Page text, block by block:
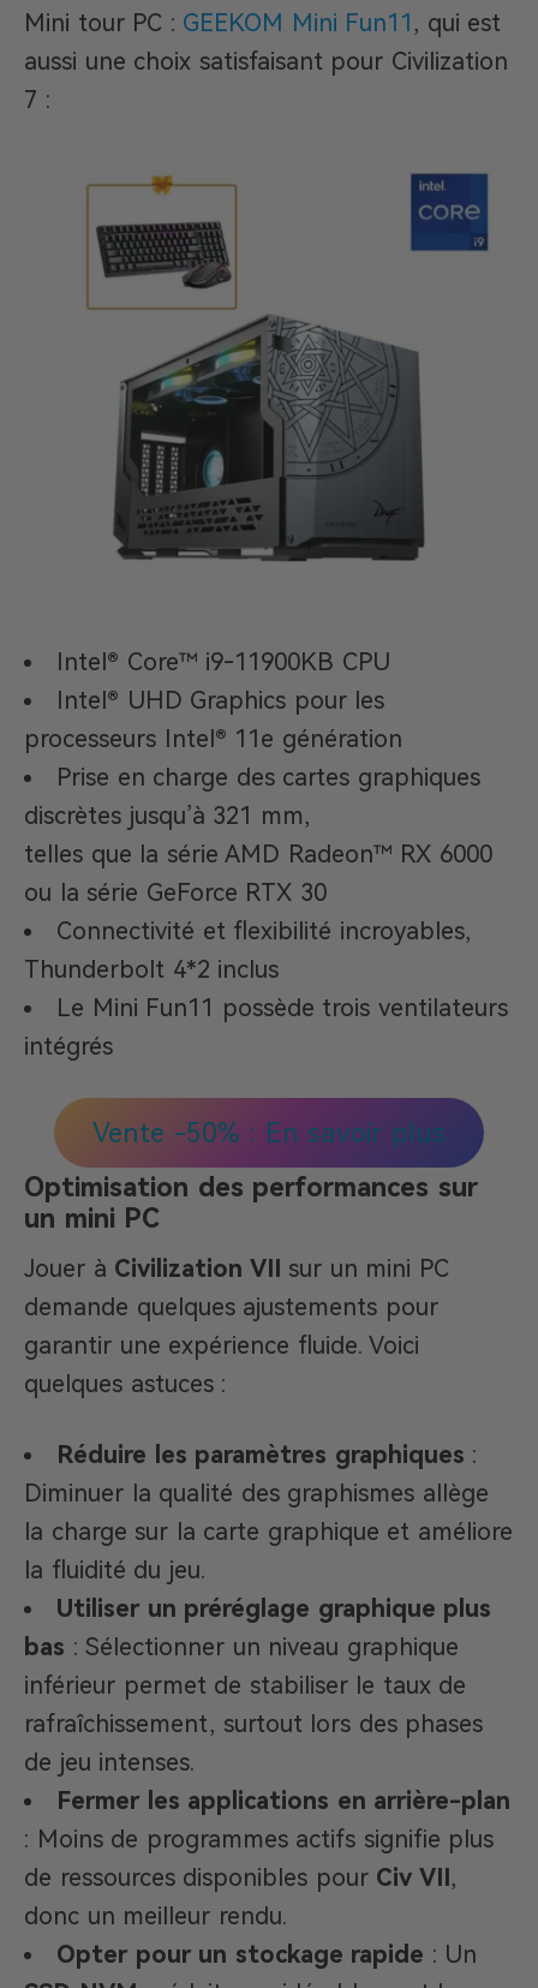
Mini tour PC : GEEKOM Mini Fun11, qui est
aussi une choix satisfaisant pour Civilization
7 :
Intel® Core™ i9-11900KB CPU
Intel® UHD Graphics pour les
processeurs Intel® 11e génération
Prise en charge des cartes graphiques
discrètes jusqu’à 321 mm,
telles que la série AMD Radeon™ RX 6000
ou la série GeForce RTX 30
Connectivité et flexibilité incroyables,
Thunderbolt 4*2 inclus
Le Mini Fun11 possède trois ventilateurs
intégrés
Vente -50% : En savoir plus
Optimisation des performances sur
un mini PC
Jouer à Civilization VII sur un mini PC
demande quelques ajustements pour
garantir une expérience fluide. Voici
quelques astuces :
Réduire les paramètres graphiques :
Diminuer la qualité des graphismes allège
la charge sur la carte graphique et améliore
la fluidité du jeu.
Utiliser un préréglage graphique plus
bas : Sélectionner un niveau graphique
inférieur permet de stabiliser le taux de
rafraîchissement, surtout lors des phases
de jeu intenses.
Fermer les applications en arrière-plan
: Moins de programmes actifs signifie plus
de ressources disponibles pour Civ VII,
donc un meilleur rendu.
Opter pour un stockage rapide : Un